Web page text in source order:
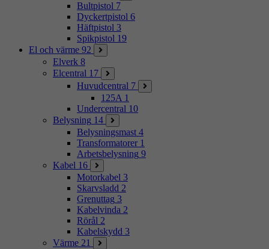
Bultpistol 7
Dyckertpistol 6
Häftpistol 3
Spikpistol 19
El och värme 92
Elverk 8
Elcentral 17
Huvudcentral 7
125A 1
Undercentral 10
Belysning 14
Belysningsmast 4
Transformatorer 1
Arbetsbelysning 9
Kabel 16
Motorkabel 3
Skarvsladd 2
Grenuttag 3
Kabelvinda 2
Rörål 2
Kabelskydd 3
Värme 21